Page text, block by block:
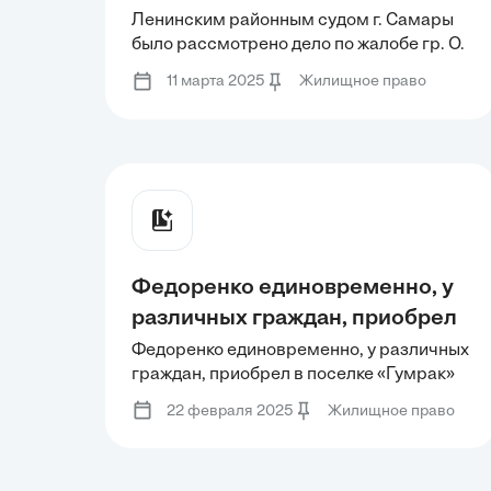
дело по жалобе гр. О. на
действия администрации
Ленинского района г. Самары,
Ленинским районным судом г. Самары
было рассмотрено дело по жалобе гр. О.
на действия администрации Ленинского
района г. Самары, отказавшей ей в
11 марта 2025 Жилищное право
Федоренко единовременно, у
различных граждан, приобрел
в поселке «Гумрак» гор.
Волгограда 5 жилых домов с
участками земли, на которой
Федоренко единовременно, у различных
граждан, приобрел в поселке «Гумрак»
гор. Волгограда 5 жилых домов с
участками земли, на которой они были
22 февраля 2025 Жилищное право